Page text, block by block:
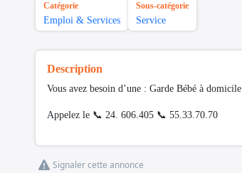
Catégorie
Emploi & Services
Sous-catégorie
Service
Description
Vous avez besoin d’une : Garde Bébé à
Appelez le 📞 24. 606.405 📞 55.33.70.70
Signaler cette annonce